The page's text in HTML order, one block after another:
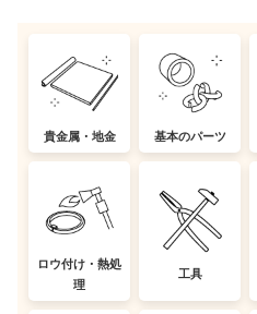
貴金属・地金 基本のパーツ
ロウ付け・熱処
理
工具